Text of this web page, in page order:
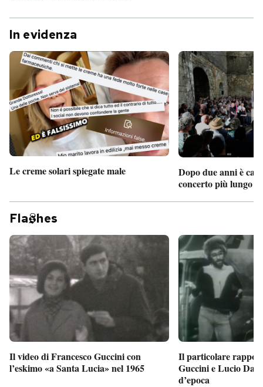
In evidenza
Le creme solari spiegate male
Dopo due anni è
concerto più lungo
Fla hes
Il video di Francesco Guccini con
l’eskimo «a Santa Lucia» nel 1965
Il particolare
Guccini e Lucio
d’epoca